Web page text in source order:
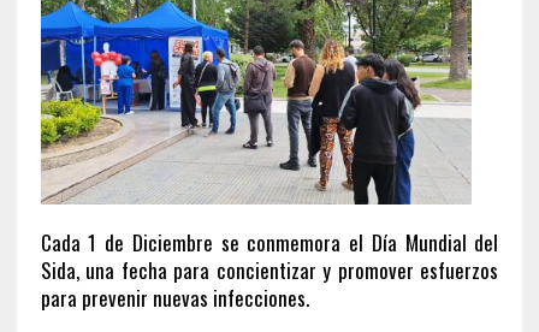
Cada 1 de Diciembre se conmemora el Día Mundial del
Sida, una fecha para concientizar y promover esfuerzos
para prevenir nuevas infecciones.